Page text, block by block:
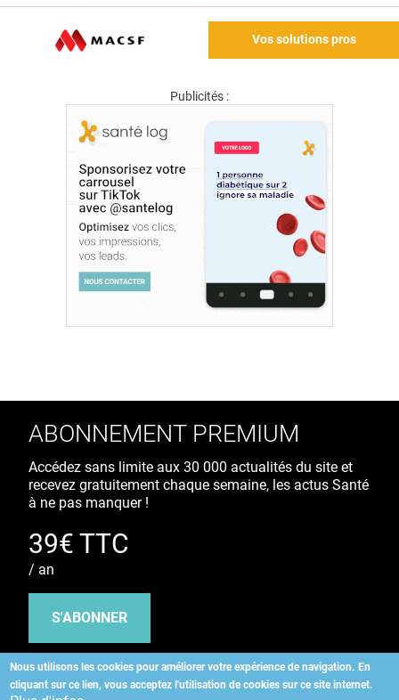
Vos solutions pros
Publicités :
Nous utilisons les cookies pour améliorer votre expérience de navigation. En
cliquant sur ce lien, vous acceptez l'utilisation de cookies sur ce site internet.
ABONNEMENT PREMIUM
Accédez sans limite aux 30 000 actualités du site et
recevez gratuitement chaque semaine, les actus Santé
à ne pas manquer !
39€ TTC
/ an
S'ABONNER
Copyright©2026 ALLIEDHEALTH